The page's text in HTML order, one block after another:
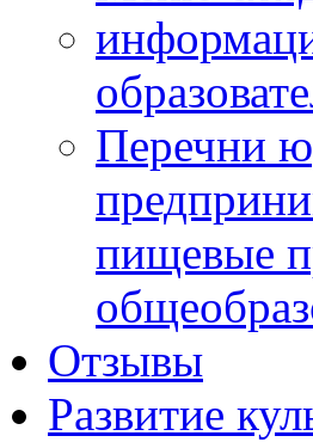
Перечни
пищевые
Отзывы
Развитие